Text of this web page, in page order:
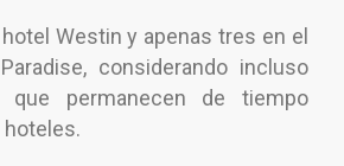
Westin y apenas tres en el
considerando incluso
que permanecen de tiempo